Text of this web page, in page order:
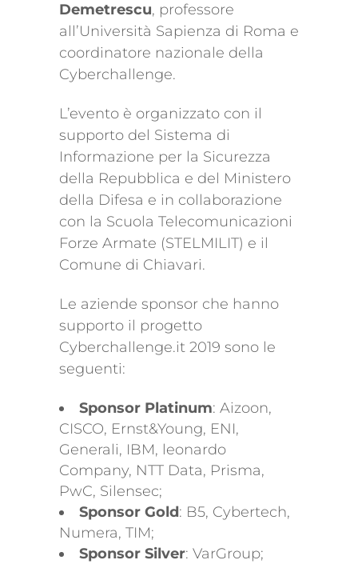
Demetrescu, professore
all’Università Sapienza di Roma e
coordinatore nazionale della
Cyberchallenge.
L’evento è organizzato con il
supporto del Sistema di
Informazione per la Sicurezza
della Repubblica e del Ministero
della Difesa e in collaborazione
con la Scuola Telecomunicazioni
Forze Armate (STELMILIT) e il
Comune di Chiavari.
Le aziende sponsor che hanno
supporto il progetto
Cyberchallenge.it 2019 sono le
seguenti:
Sponsor Platinum: Aizoon,
CISCO, Ernst&Young, ENI,
Generali, IBM, leonardo
Company, NTT Data, Prisma,
PwC, Silensec;
Sponsor Gold: B5, Cybertech,
Numera, TIM;
Sponsor Silver: VarGroup;